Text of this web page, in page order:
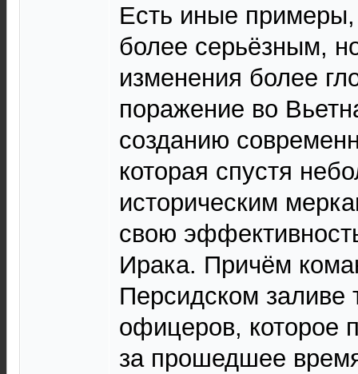
Есть иные примеры,
более серьёзным,
изменения более
поражение во
созданию
которая спустя
историческим
свою
Ирака. Причём
Персидском заливе
офицеров, которое
за прошедшее